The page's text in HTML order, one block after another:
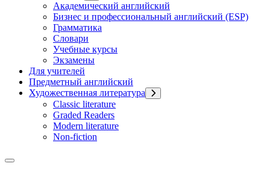
Академический английский
Бизнес и профессиональный английский (ESP)
Грамматика
Словари
Учебные курсы
Экзамены
Для учителей
Предметный английский
Художественная литература
Classic literature
Graded Readers
Modern literature
Non-fiction